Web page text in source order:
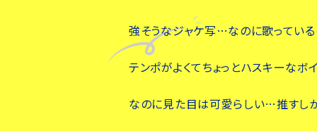
強そうなジャケ写…なのに歌ってい
テンポがよくてちょっとハスキーなボ
なのに見た目は可愛らしい…推すし